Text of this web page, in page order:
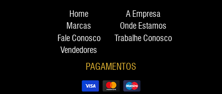
Home
A Empresa
Marcas
Onde Estamos
Fale Conosco
Trabalhe Conosco
Vendedores
PAGAMENTOS